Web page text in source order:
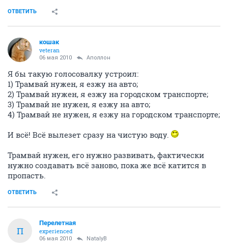
ОТВЕТИТЬ
кошак
veteran
06 мая 2010 Аполлон
Я бы такую голосовалку устроил:
1) Трамвай нужен, я езжу на авто;
2) Трамвай нужен, я езжу на городском транспорте;
3) Трамвай не нужен, я езжу на авто;
4) Трамвай не нужен, я езжу на городском транспорте;
И всё! Всё вылезет сразу на чистую воду.
Трамвай нужен, его нужно развивать, фактически
нужно создавать всё заново, пока же всё катится в
пропасть.
ОТВЕТИТЬ
П
Перелетная
experienced
06 мая 2010 NatalyB